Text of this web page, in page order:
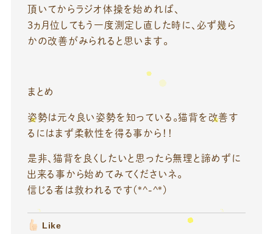
頂いてからラジオ体操を始めれば、
3ヵ月位してもう一度測定し直した時に、必ず幾ら
かの改善がみられると思います。
まとめ
姿勢は元々良い姿勢を知っている。猫背を改善す
るにはまず柔軟性を得る事から！！
是非、猫背を良くしたいと思ったら無理と諦めずに
出来る事から始めてみてくださいネ。
信じる者は救われるです(*^-^*)
Like